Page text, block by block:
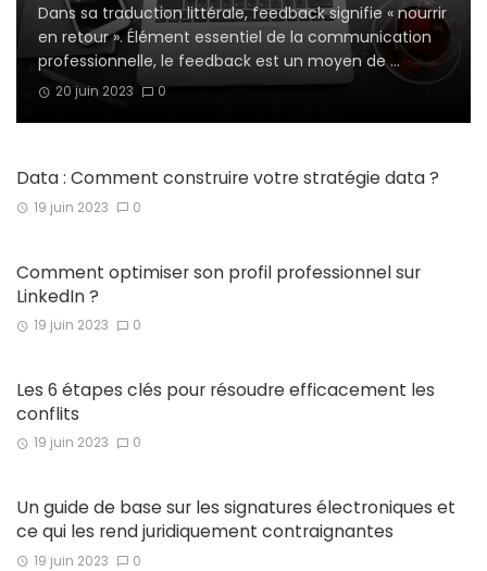
Dans sa traduction littérale, feedback signifie « nourrir
en retour ». Élément essentiel de la communication
professionnelle, le feedback est un moyen de ...
20 juin 2023 0
Data : Comment construire votre stratégie data ?
19 juin 2023 0
Comment optimiser son profil professionnel sur
LinkedIn ?
19 juin 2023 0
Les 6 étapes clés pour résoudre efficacement les
conflits
19 juin 2023 0
Un guide de base sur les signatures électroniques et
ce qui les rend juridiquement contraignantes
19 juin 2023 0